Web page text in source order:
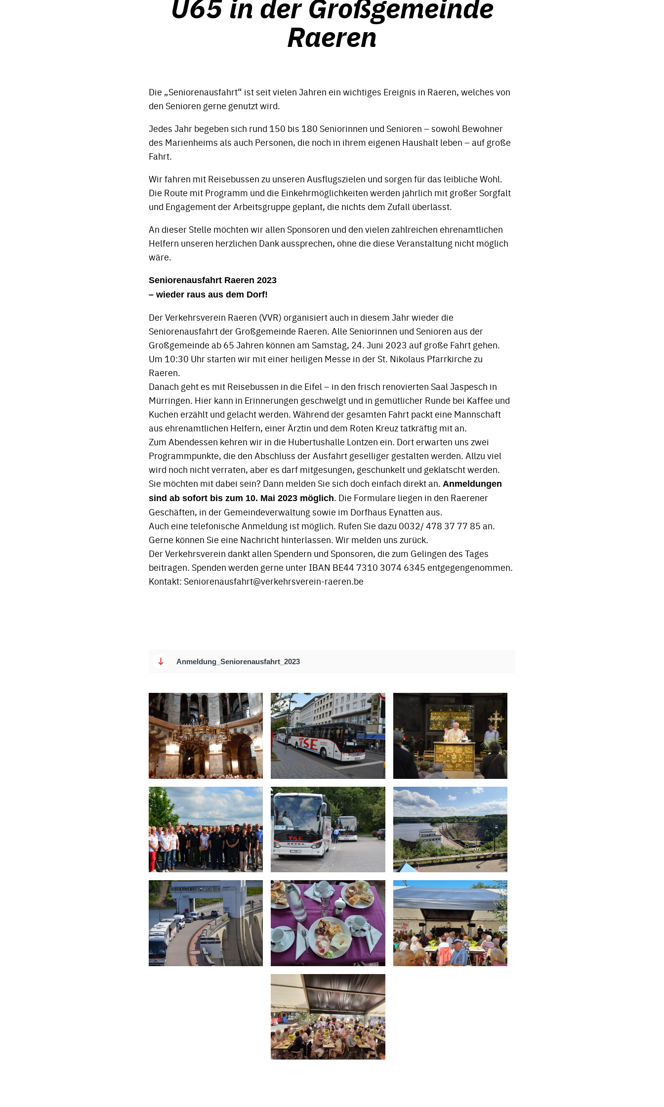
Raeren
Die „Seniorenausfahrt“ ist seit vielen Jahren ein wichtiges Ereignis in Raeren, welches von
den Senioren gerne genutzt wird.
Jedes Jahr begeben sich rund 150 bis 180 Seniorinnen und Senioren – sowohl Bewohner
des Marienheims als auch Personen, die noch in ihrem eigenen Haushalt leben – auf große
Fahrt.
Wir fahren mit Reisebussen zu unseren Ausflugszielen und sorgen für das leibliche Wohl.
Die Route mit Programm und die Einkehrmöglichkeiten werden jährlich mit großer Sorgfalt
und Engagement der Arbeitsgruppe geplant, die nichts dem Zufall überlässt.
An dieser Stelle möchten wir allen Sponsoren und den vielen zahlreichen ehrenamtlichen
Helfern unseren herzlichen Dank aussprechen, ohne die diese Veranstaltung nicht möglich
wäre.
Seniorenausfahrt Raeren 2023
– wieder raus aus dem Dorf!
Der Verkehrsverein Raeren (VVR) organisiert auch in diesem Jahr wieder die
Seniorenausfahrt der Großgemeinde Raeren. Alle Seniorinnen und Senioren aus der
Großgemeinde ab 65 Jahren können am Samstag, 24. Juni 2023 auf große Fahrt gehen.
Um 10:30 Uhr starten wir mit einer heiligen Messe in der St. Nikolaus Pfarrkirche zu
Raeren.
Danach geht es mit Reisebussen in die Eifel – in den frisch renovierten Saal Jaspesch in
Mürringen. Hier kann in Erinnerungen geschwelgt und in gemütlicher Runde bei Kaffee und
Kuchen erzählt und gelacht werden. Während der gesamten Fahrt packt eine Mannschaft
aus ehrenamtlichen Helfern, einer Ärztin und dem Roten Kreuz tatkräftig mit an.
Zum Abendessen kehren wir in die Hubertushalle Lontzen ein. Dort erwarten uns zwei
Programmpunkte, die den Abschluss der Ausfahrt geselliger gestalten werden. Allzu viel
wird noch nicht verraten, aber es darf mitgesungen, geschunkelt und geklatscht werden.
Sie möchten mit dabei sein? Dann melden Sie sich doch einfach direkt an. Anmeldungen
sind ab sofort bis zum 10. Mai 2023 möglich. Die Formulare liegen in den Raerener
Geschäften, in der Gemeindeverwaltung sowie im Dorfhaus Eynatten aus.
Auch eine telefonische Anmeldung ist möglich. Rufen Sie dazu 0032/ 478 37 77 85 an.
Gerne können Sie eine Nachricht hinterlassen. Wir melden uns zurück.
Der Verkehrsverein dankt allen Spendern und Sponsoren, die zum Gelingen des Tages
beitragen. Spenden werden gerne unter IBAN BE44 7310 3074 6345 entgegengenommen.
Kontakt: Seniorenausfahrt@verkehrsverein-raeren.be
Anmeldung_Seniorenausfahrt_2023